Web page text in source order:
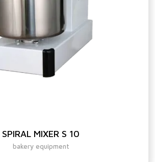
SPIRAL MIXER S 10
bakery equipment